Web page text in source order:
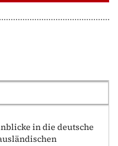
in die deutsche